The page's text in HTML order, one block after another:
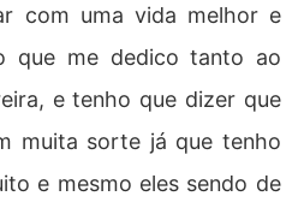
com uma vida melhor e
que me dedico tanto ao
e tenho que dizer que
muita sorte já que tenho
e mesmo eles sendo de